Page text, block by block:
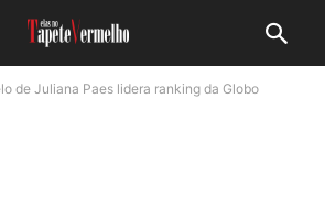
de Juliana Paes lidera ranking da Globo